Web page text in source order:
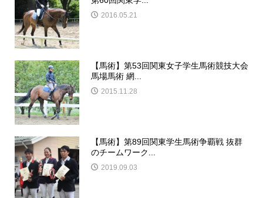
2016.05.21
【馬術】第53回関東女子学生馬術競技大会
馬場馬術 網...
2015.11.28
【馬術】第89回関東学生馬術争覇戦 抜群
のチームワーク...
2019.09.03